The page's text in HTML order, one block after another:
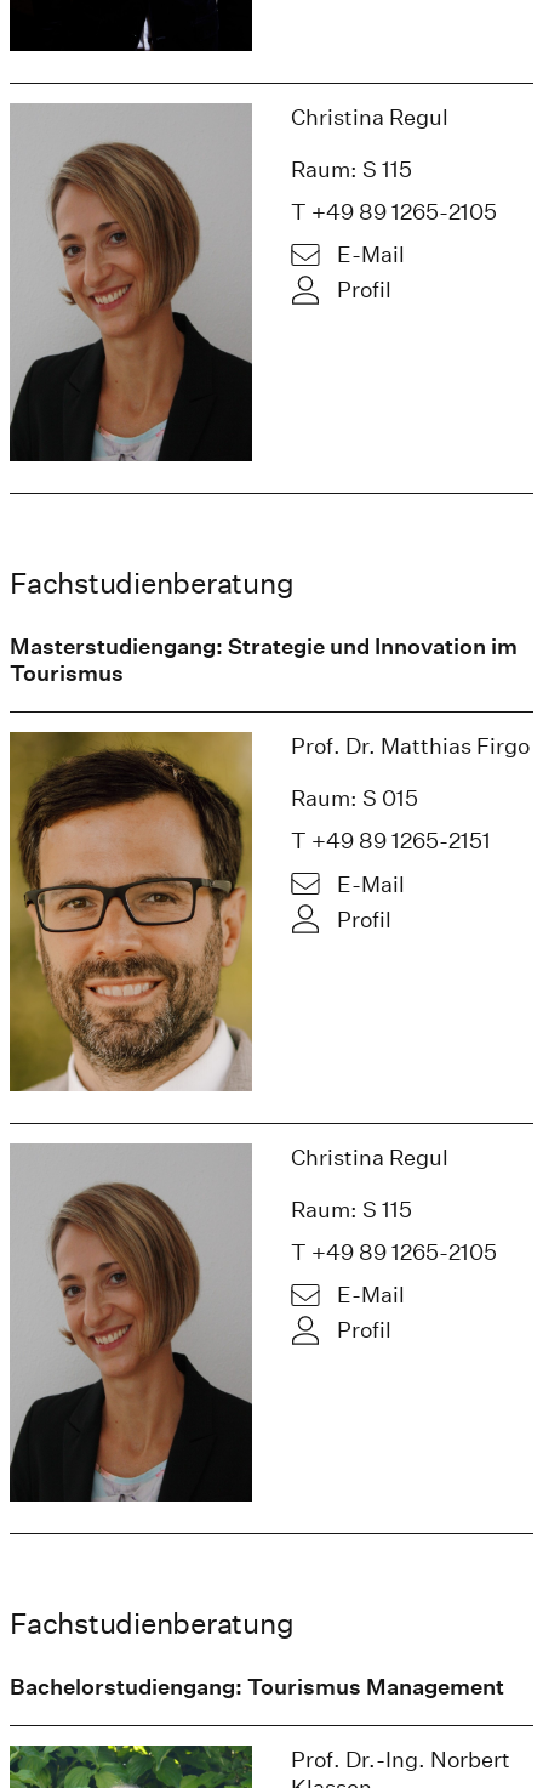
Christina Regul
Raum: S 115
T +49 89 1265-2105
E-Mail
Profil
Fachstudienberatung
Masterstudiengang: Strategie und Innovation im
Tourismus
Prof. Dr. Matthias Firgo
Raum: S 015
T +49 89 1265-2151
E-Mail
Profil
Christina Regul
Raum: S 115
T +49 89 1265-2105
E-Mail
Profil
Fachstudienberatung
Bachelorstudiengang: Tourismus Management
Prof. Dr.-Ing. Norbert